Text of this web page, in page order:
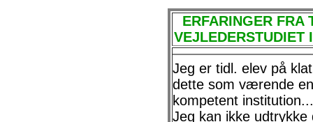
ERFARINGER FRA
VEJLEDERSTUDIET
Jeg er tidl. elev på
dette som værende
kompetent institution...
Jeg kan ikke